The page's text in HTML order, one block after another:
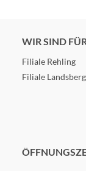
WIR SIND
Filiale Rehling
Filiale Landsberg